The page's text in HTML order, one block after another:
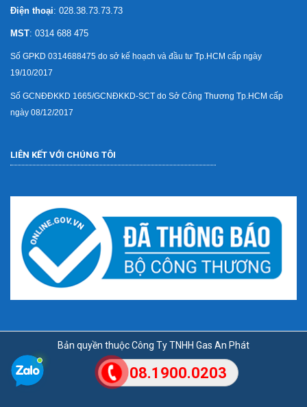
Điện thoại: 028.38.73.73.73
MST: 0314 688 475
Số GPKD 0314688475 do sở kế hoạch và đầu tư Tp.HCM cấp ngày
19/10/2017
Số GCNĐĐKKD 1665/GCNĐKKD-SCT do Sở Công Thương Tp.HCM cấp
ngày 08/12/2017
LIÊN KẾT VỚI CHÚNG TÔI
Bản quyền thuộc Công Ty TNHH Gas An Phát
08.1900.0203